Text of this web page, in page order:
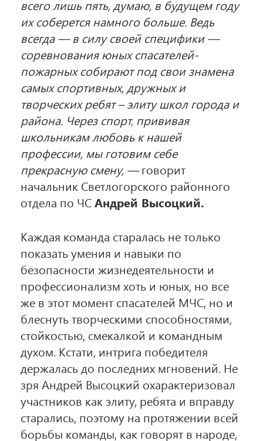
всего лишь пять, думаю, в будущем году
их соберется намного больше. Ведь
всегда — в силу своей специфики —
соревнования юных спасателей-
пожарных собирают под свои знамена
самых спортивных, дружных и
творческих ребят – элиту школ города и
района. Через спорт, прививая
школьникам любовь к нашей
профессии, мы готовим себе
прекрасную смену, —говорит
начальник Светлогорского районного
отдела по ЧСАндрей Высоцкий.
Каждая команда старалась не только
показать умения и навыки по
безопасности жизнедеятельности и
профессионализм хоть и юных, но все
же в этот момент спасателей МЧС, но и
блеснуть творческими способностями,
стойкостью, смекалкой и командным
духом. Кстати, интрига победителя
держалась до последних мгновений. Не
зря Андрей Высоцкий охарактеризовал
участников как элиту, ребята и вправду
старались, поэтому на протяжении всей
борьбы команды, как говорят в народе,